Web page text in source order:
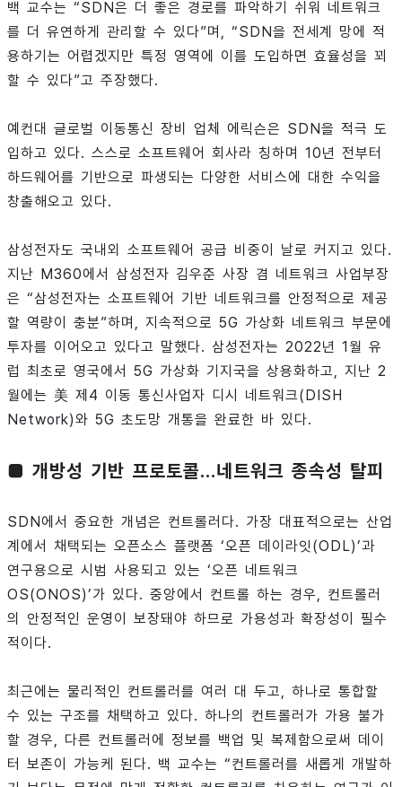
백 교수는 “SDN은 더 좋은 경로를 파악하기 쉬워 네트워크
를 더 유연하게 관리할 수 있다”며, “SDN을 전세계 망에 적
용하기는 어렵겠지만 특정 영역에 이를 도입하면 효율성을 꾀
할 수 있다”고 주장했다.
예컨대 글로벌 이동통신 장비 업체 에릭슨은 SDN을 적극 도
입하고 있다. 스스로 소프트웨어 회사라 칭하며 10년 전부터
하드웨어를 기반으로 파생되는 다양한 서비스에 대한 수익을
창출해오고 있다.
삼성전자도 국내외 소프트웨어 공급 비중이 날로 커지고 있다.
지난 M360에서 삼성전자 김우준 사장 겸 네트워크 사업부장
은 “삼성전자는 소프트웨어 기반 네트워크를 안정적으로 제공
할 역량이 충분”하며, 지속적으로 5G 가상화 네트워크 부문에
투자를 이어오고 있다고 말했다. 삼성전자는 2022년 1월 유
럽 최초로 영국에서 5G 가상화 기지국을 상용화하고, 지난 2
월에는 美 제4 이동 통신사업자 디시 네트워크(DISH
Network)와 5G 초도망 개통을 완료한 바 있다.
■ 개방성 기반 프로토콜…네트워크 종속성 탈피
SDN에서 중요한 개념은 컨트롤러다. 가장 대표적으로는 산업
계에서 채택되는 오픈소스 플랫폼 ‘오픈 데이라잇(ODL)’과
연구용으로 시범 사용되고 있는 ‘오픈 네트워크
OS(ONOS)’가 있다. 중앙에서 컨트롤 하는 경우, 컨트롤러
의 안정적인 운영이 보장돼야 하므로 가용성과 확장성이 필수
적이다.
최근에는 물리적인 컨트롤러를 여러 대 두고, 하나로 통합할
수 있는 구조를 채택하고 있다. 하나의 컨트롤러가 가용 불가
할 경우, 다른 컨트롤러에 정보를 백업 및 복제함으로써 데이
터 보존이 가능케 된다. 백 교수는 “컨트롤러를 새롭게 개발하